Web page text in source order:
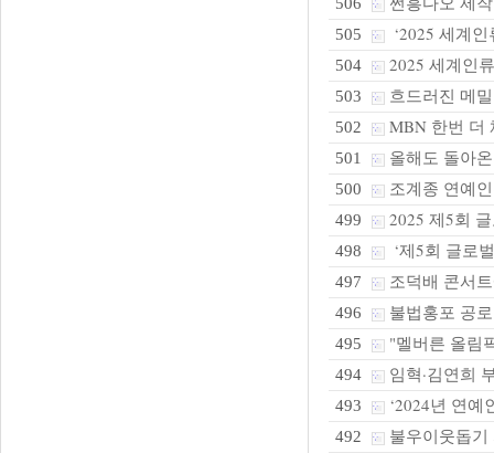
505 ‘2025 세계
504 2025 세계인
503 흐드러진 메
502 MBN 한번 더
501 올해도 돌아
500 조계종 연예
499 2025 제5회
498 ‘제5회 글로
497 조덕배 콘서
496 불법홍포 공
495 "멜버른 올림
494 임혁·김연희
493 ‘2024년 연예
492 불우이웃돕